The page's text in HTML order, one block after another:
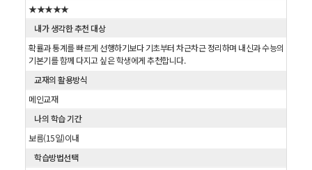
★★★★★
내가 생각한 추천 대상
확률과 통계를 빠르게 선행하기보다 기초부터 차근차근 정리하며 내신과 수능의
기본기를 함께 다지고 싶은 학생에게 추천합니다.
교재의 활용방식
메인교재
나의 학습 기간
보름(15일)이내
학습방법선택